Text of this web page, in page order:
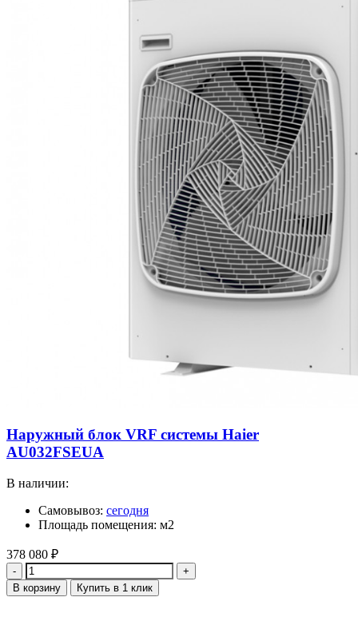
Наружный блок VRF системы Haier
AU032FSEUA
В наличии:
Самовывоз: сегодня
Площадь помещения: м2
378 080 ₽
Количество
В корзину Купить в 1 клик